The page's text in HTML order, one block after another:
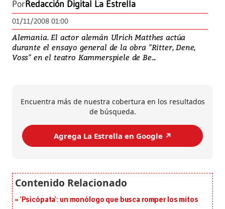
PorRedacción Digital La Estrella
01/11/2008 01:00
Alemania. El actor alemán Ulrich Matthes actúa
durante el ensayo general de la obra "Ritter, Dene,
Voss" en el teatro Kammerspiele de Be...
Encuentra más de nuestra cobertura en los resultados
de búsqueda.
Agrega La Estrella en Google ↗️
‘Psicópata’: un monólogo que busca romper los mitos